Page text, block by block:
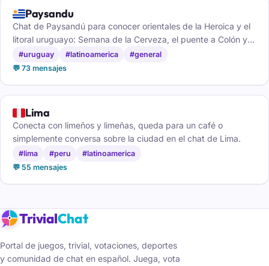
🇺🇾Paysandu
Chat de Paysandú para conocer orientales de la Heroica y el
litoral uruguayo: Semana de la Cerveza, el puente a Colón y el
ritmo sanducero.
#uruguay #latinoamerica
#general
💬 73 mensajes
🇵🇪Lima
Conecta con limeños y limeñas, queda para un café o
simplemente conversa sobre la ciudad en el chat de Lima.
#lima #peru
#latinoamerica
💬 55 mensajes
TrivialChat
Portal de juegos, trivial, votaciones, deportes
y comunidad de chat en español. Juega, vota